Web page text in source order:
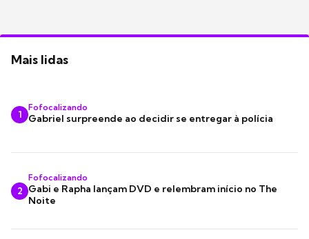
Mais lidas
1
Fofocalizando
Gabriel surpreende ao decidir se entregar à polícia
2
Fofocalizando
Gabi e Rapha lançam DVD e relembram início no The
Noite